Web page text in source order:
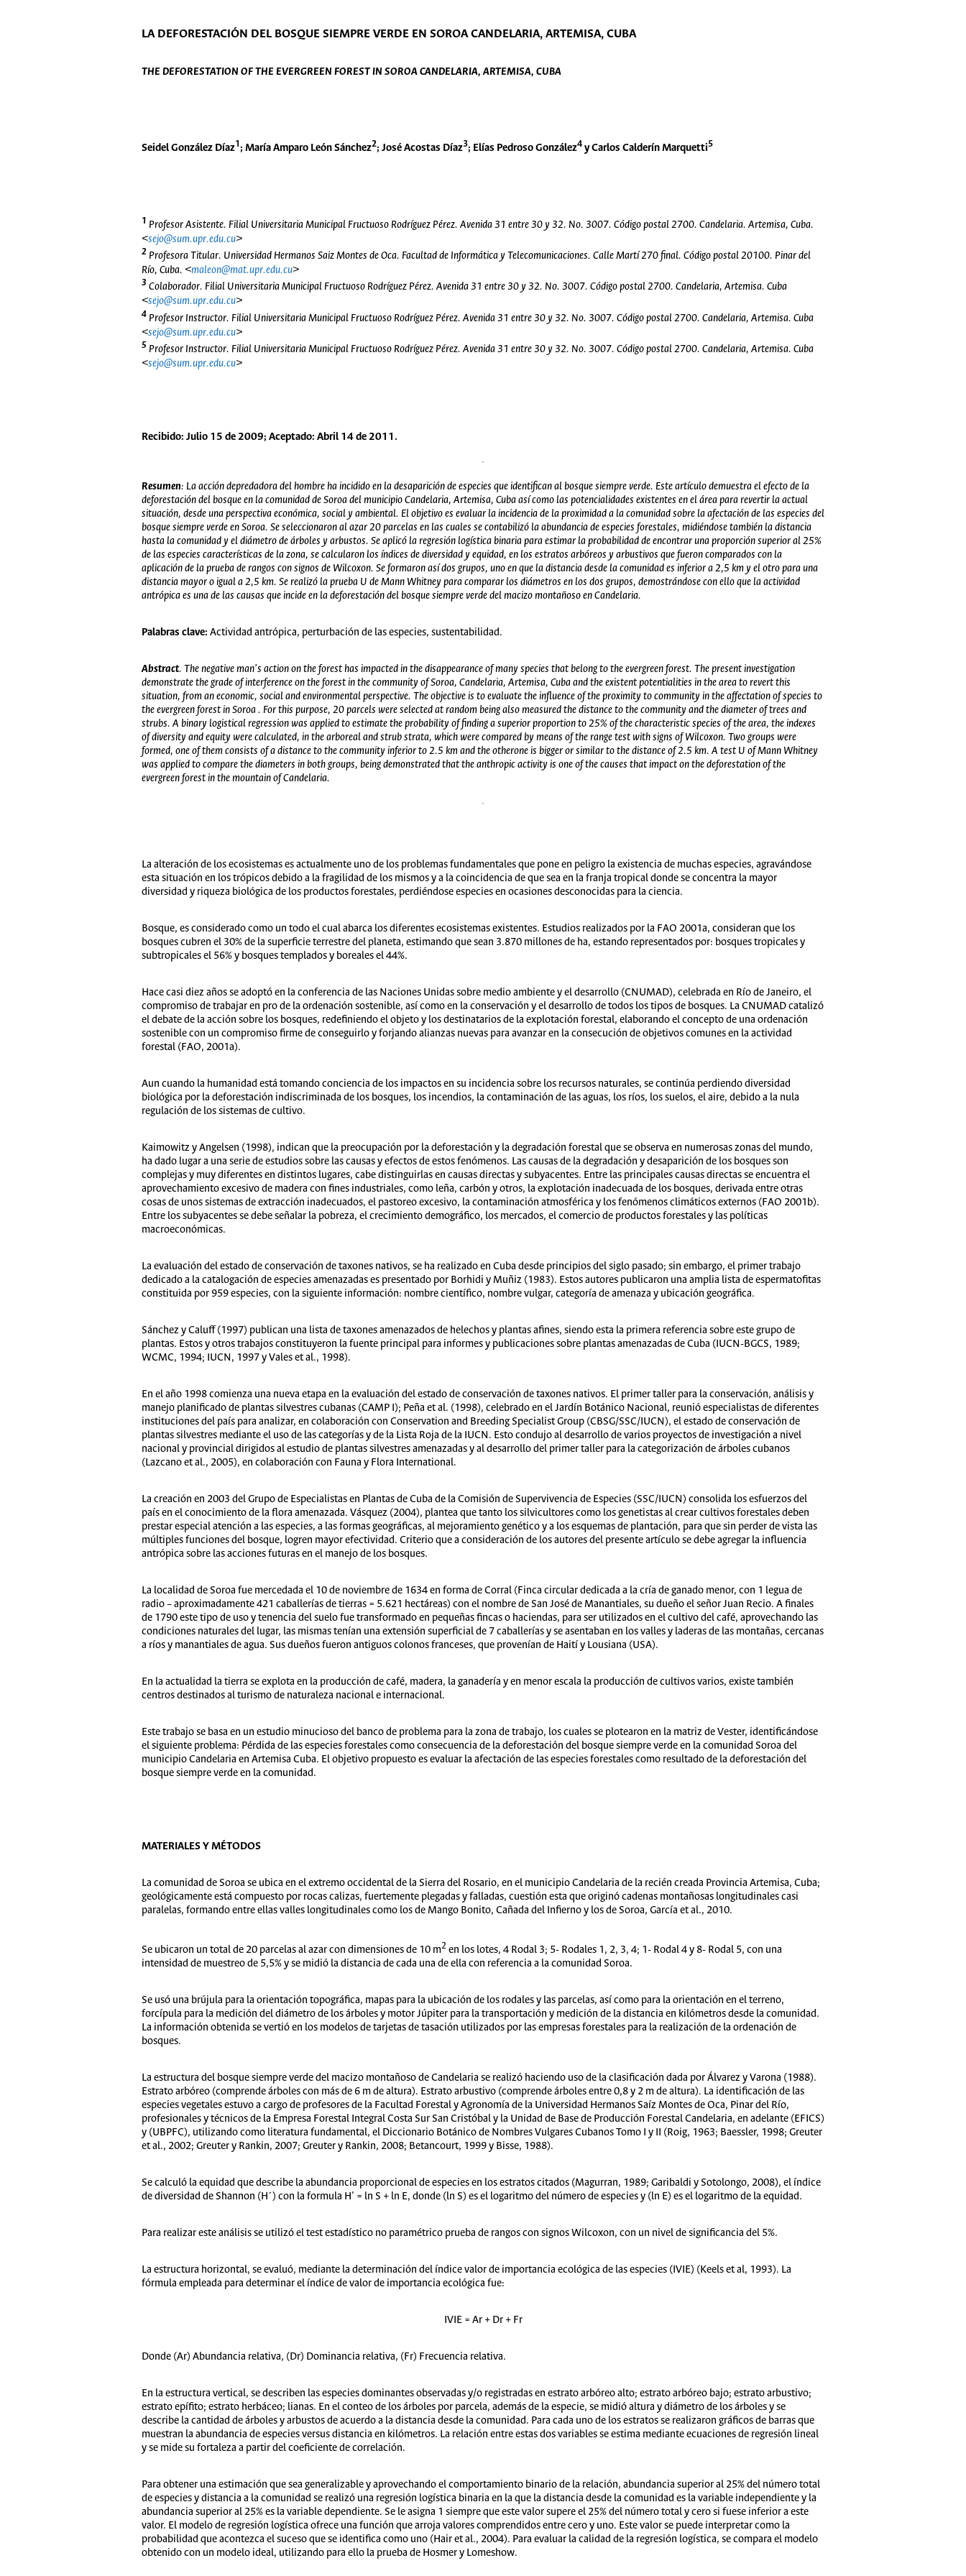
LA DEFORESTACIÓN DEL BOSQUE SIEMPRE VERDE EN SOROA CANDELARIA, ARTEMISA, CUBA
THE DEFORESTATION OF THE EVERGREEN FOREST IN SOROA CANDELARIA, ARTEMISA, CUBA
Seidel González Díaz1 ; María Amparo León Sánchez2; José Acostas Díaz3; Elías Pedroso González4 y Carlos Calderín Marquetti5
1 Profesor Asistente. Filial Universitaria Municipal Fructuoso Rodríguez Pérez. Avenida 31 entre 30 y 32. No. 3007. Código postal 2700. Candelaria. Artemisa, Cuba.
<sejo@sum.upr.edu.cu>
2 Profesora Titular. Universidad Hermanos Saiz Montes de Oca. Facultad de Informática y Telecomunicaciones. Calle Martí 270 final. Código postal 20100. Pinar del
Río, Cuba. <maleon@mat.upr.edu.cu>
3 Colaborador. Filial Universitaria Municipal Fructuoso Rodríguez Pérez. Avenida 31 entre 30 y 32. No. 3007. Código postal 2700. Candelaria, Artemisa. Cuba
<sejo@sum.upr.edu.cu>
4 Profesor Instructor. Filial Universitaria Municipal Fructuoso Rodríguez Pérez. Avenida 31 entre 30 y 32. No. 3007. Código postal 2700. Candelaria, Artemisa. Cuba
<sejo@sum.upr.edu.cu>
5 Profesor Instructor. Filial Universitaria Municipal Fructuoso Rodríguez Pérez. Avenida 31 entre 30 y 32. No. 3007. Código postal 2700. Candelaria, Artemisa. Cuba
<sejo@sum.upr.edu.cu>
Recibido: Julio 15 de 2009; Aceptado: Abril 14 de 2011.
Resumen: La acción depredadora del hombre ha incidido en la desaparición de especies que identifican al bosque siempre verde. Este artículo demuestra el efecto de la
deforestación del bosque en la comunidad de Soroa del municipio Candelaria, Artemisa, Cuba así como las potencialidades existentes en el área para revertir la actual
situación, desde una perspectiva económica, social y ambiental. El objetivo es evaluar la incidencia de la proximidad a la comunidad sobre la afectación de las especies del
bosque siempre verde en Soroa. Se seleccionaron al azar 20 parcelas en las cuales se contabilizó la abundancia de especies forestales, midiéndose también la distancia
hasta la comunidad y el diámetro de árboles y arbustos. Se aplicó la regresión logística binaria para estimar la probabilidad de encontrar una proporción superior al 25%
de las especies características de la zona, se calcularon los índices de diversidad y equidad, en los estratos arbóreos y arbustivos que fueron comparados con la
aplicación de la prueba de rangos con signos de Wilcoxon. Se formaron así dos grupos, uno en que la distancia desde la comunidad es inferior a 2,5 km y el otro para una
distancia mayor o igual a 2,5 km. Se realizó la prueba U de Mann Whitney para comparar los diámetros en los dos grupos, demostrándose con ello que la actividad
antrópica es una de las causas que incide en la deforestación del bosque siempre verde del macizo montañoso en Candelaria.
Palabras clave: Actividad antrópica, perturbación de las especies, sustentabilidad.
Abstract. The negative man’s action on the forest has impacted in the disappearance of many species that belong to the evergreen forest. The present investigation
demonstrate the grade of interference on the forest in the community of Soroa, Candelaria, Artemisa, Cuba and the existent potentialities in the area to revert this
situation, from an economic, social and environmental perspective. The objective is to evaluate the influence of the proximity to community in the affectation of species to
the evergreen forest in Soroa . For this purpose, 20 parcels were selected at random being also measured the distance to the community and the diameter of trees and
strubs. A binary logistical regression was applied to estimate the probability of finding a superior proportion to 25% of the characteristic species of the area, the indexes
of diversity and equity were calculated, in the arboreal and strub strata, which were compared by means of the range test with signs of Wilcoxon. Two groups were
formed, one of them consists of a distance to the community inferior to 2.5 km and the otherone is bigger or similar to the distance of 2.5 km. A test U of Mann Whitney
was applied to compare the diameters in both groups, being demonstrated that the anthropic activity is one of the causes that impact on the deforestation of the
evergreen forest in the mountain of Candelaria.
La alteración de los ecosistemas es actualmente uno de los problemas fundamentales que pone en peligro la existencia de muchas especies, agravándose
esta situación en los trópicos debido a la fragilidad de los mismos y a la coincidencia de que sea en la franja tropical donde se concentra la mayor
diversidad y riqueza biológica de los productos forestales, perdiéndose especies en ocasiones desconocidas para la ciencia.
Bosque, es considerado como un todo el cual abarca los diferentes ecosistemas existentes. Estudios realizados por la FAO 2001a, consideran que los
bosques cubren el 30% de la superficie terrestre del planeta, estimando que sean 3.870 millones de ha, estando representados por: bosques tropicales y
subtropicales el 56% y bosques templados y boreales el 44%.
Hace casi diez años se adoptó en la conferencia de las Naciones Unidas sobre medio ambiente y el desarrollo (CNUMAD), celebrada en Río de Janeiro, el
compromiso de trabajar en pro de la ordenación sostenible, así como en la conservación y el desarrollo de todos los tipos de bosques. La CNUMAD catalizó
el debate de la acción sobre los bosques, redefiniendo el objeto y los destinatarios de la explotación forestal, elaborando el concepto de una ordenación
sostenible con un compromiso firme de conseguirlo y forjando alianzas nuevas para avanzar en la consecución de objetivos comunes en la actividad
forestal (FAO, 2001a).
Aun cuando la humanidad está tomando conciencia de los impactos en su incidencia sobre los recursos naturales, se continúa perdiendo diversidad
biológica por la deforestación indiscriminada de los bosques, los incendios, la contaminación de las aguas, los ríos, los suelos, el aire, debido a la nula
regulación de los sistemas de cultivo.
Kaimowitz y Angelsen (1998), indican que la preocupación por la deforestación y la degradación forestal que se observa en numerosas zonas del mundo,
ha dado lugar a una serie de estudios sobre las causas y efectos de estos fenómenos. Las causas de la degradación y desaparición de los bosques son
complejas y muy diferentes en distintos lugares, cabe distinguirlas en causas directas y subyacentes. Entre las principales causas directas se encuentra el
aprovechamiento excesivo de madera con fines industriales, como leña, carbón y otros, la explotación inadecuada de los bosques, derivada entre otras
cosas de unos sistemas de extracción inadecuados, el pastoreo excesivo, la contaminación atmosférica y los fenómenos climáticos externos (FAO 2001b).
Entre los subyacentes se debe señalar la pobreza, el crecimiento demográfico, los mercados, el comercio de productos forestales y las políticas
macroeconómicas.
La evaluación del estado de conservación de taxones nativos, se ha realizado en Cuba desde principios del siglo pasado; sin embargo, el primer trabajo
dedicado a la catalogación de especies amenazadas es presentado por Borhidi y Muñiz (1983). Estos autores publicaron una amplia lista de espermatofitas
constituida por 959 especies, con la siguiente información: nombre científico, nombre vulgar, categoría de amenaza y ubicación geográfica.
Sánchez y Caluff (1997) publican una lista de taxones amenazados de helechos y plantas afines, siendo esta la primera referencia sobre este grupo de
plantas. Estos y otros trabajos constituyeron la fuente principal para informes y publicaciones sobre plantas amenazadas de Cuba (IUCN-BGCS, 1989;
WCMC, 1994; IUCN, 1997 y Vales et al., 1998).
En el año 1998 comienza una nueva etapa en la evaluación del estado de conservación de taxones nativos. El primer taller para la conservación, análisis y
manejo planificado de plantas silvestres cubanas (CAMP I); Peña et al. (1998), celebrado en el Jardín Botánico Nacional, reunió especialistas de diferentes
instituciones del país para analizar, en colaboración con Conservation and Breeding Specialist Group (CBSG/SSC/IUCN), el estado de conservación de
plantas silvestres mediante el uso de las categorías y de la Lista Roja de la IUCN. Esto condujo al desarrollo de varios proyectos de investigación a nivel
nacional y provincial dirigidos al estudio de plantas silvestres amenazadas y al desarrollo del primer taller para la categorización de árboles cubanos
(Lazcano et al., 2005), en colaboración con Fauna y Flora International.
La creación en 2003 del Grupo de Especialistas en Plantas de Cuba de la Comisión de Supervivencia de Especies (SSC/IUCN) consolida los esfuerzos del
país en el conocimiento de la flora amenazada. Vásquez (2004), plantea que tanto los silvicultores como los genetistas al crear cultivos forestales deben
prestar especial atención a las especies, a las formas geográficas, al mejoramiento genético y a los esquemas de plantación, para que sin perder de vista las
múltiples funciones del bosque, logren mayor efectividad. Criterio que a consideración de los autores del presente artículo se debe agregar la influencia
antrópica sobre las acciones futuras en el manejo de los bosques.
La localidad de Soroa fue mercedada el 10 de noviembre de 1634 en forma de Corral (Finca circular dedicada a la cría de ganado menor, con 1 legua de
radio – aproximadamente 421 caballerías de tierras = 5.621 hectáreas) con el nombre de San José de Manantiales, su dueño el señor Juan Recio. A finales
de 1790 este tipo de uso y tenencia del suelo fue transformado en pequeñas fincas o haciendas, para ser utilizados en el cultivo del café, aprovechando las
condiciones naturales del lugar, las mismas tenían una extensión superficial de 7 caballerías y se asentaban en los valles y laderas de las montañas, cercanas
a ríos y manantiales de agua. Sus dueños fueron antiguos colonos franceses, que provenían de Haití y Lousiana (USA).
En la actualidad la tierra se explota en la producción de café, madera, la ganadería y en menor escala la producción de cultivos varios, existe también
centros destinados al turismo de naturaleza nacional e internacional.
Este trabajo se basa en un estudio minucioso del banco de problema para la zona de trabajo, los cuales se plotearon en la matriz de Vester, identificándose
el siguiente problema: Pérdida de las especies forestales como consecuencia de la deforestación del bosque siempre verde en la comunidad Soroa del
municipio Candelaria en Artemisa Cuba. El objetivo propuesto es evaluar la afectación de las especies forestales como resultado de la deforestación del
bosque siempre verde en la comunidad.
MATERIALES Y MÉTODOS
La comunidad de Soroa se ubica en el extremo occidental de la Sierra del Rosario, en el municipio Candelaria de la recién creada Provincia Artemisa, Cuba;
geológicamente está compuesto por rocas calizas, fuertemente plegadas y falladas, cuestión esta que originó cadenas montañosas longitudinales casi
paralelas, formando entre ellas valles longitudinales como los de Mango Bonito, Cañada del Infierno y los de Soroa, García et al., 2010.
Se ubicaron un total de 20 parcelas al azar con dimensiones de 10 m2 en los lotes, 4 Rodal 3; 5- Rodales 1, 2, 3, 4; 1- Rodal 4 y 8- Rodal 5, con una
intensidad de muestreo de 5,5% y se midió la distancia de cada una de ella con referencia a la comunidad Soroa.
Se usó una brújula para la orientación topográfica, mapas para la ubicación de los rodales y las parcelas, así como para la orientación en el terreno,
forcípula para la medición del diámetro de los árboles y motor Júpiter para la transportación y medición de la distancia en kilómetros desde la comunidad.
La información obtenida se vertió en los modelos de tarjetas de tasación utilizados por las empresas forestales para la realización de la ordenación de
bosques.
La estructura del bosque siempre verde del macizo montañoso de Candelaria se realizó haciendo uso de la clasificación dada por Álvarez y Varona (1988).
Estrato arbóreo (comprende árboles con más de 6 m de altura). Estrato arbustivo (comprende árboles entre 0,8 y 2 m de altura). La identificación de las
especies vegetales estuvo a cargo de profesores de la Facultad Forestal y Agronomía de la Universidad Hermanos Saíz Montes de Oca, Pinar del Río,
profesionales y técnicos de la Empresa Forestal Integral Costa Sur San Cristóbal y la Unidad de Base de Producción Forestal Candelaria, en adelante (EFICS)
y (UBPFC), utilizando como literatura fundamental, el Diccionario Botánico de Nombres Vulgares Cubanos Tomo I y II (Roig, 1963; Baessler, 1998; Greuter
et al., 2002; Greuter y Rankin, 2007; Greuter y Rankin, 2008; Betancourt, 1999 y Bisse, 1988).
Se calculó la equidad que describe la abundancia proporcional de especies en los estratos citados (Magurran, 1989; Garibaldi y Sotolongo, 2008), el índice
de diversidad de Shannon (H´) con la formula H’ = ln S + ln E, donde (ln S) es el logaritmo del número de especies y (ln E) es el logaritmo de la equidad.
Para realizar este análisis se utilizó el test estadístico no paramétrico prueba de rangos con signos Wilcoxon, con un nivel de significancia del 5%.
La estructura horizontal, se evaluó, mediante la determinación del índice valor de importancia ecológica de las especies (IVIE) (Keels et al, 1993). La
fórmula empleada para determinar el índice de valor de importancia ecológica fue:
IVIE = Ar + Dr + Fr
Donde (Ar) Abundancia relativa, (Dr) Dominancia relativa, (Fr) Frecuencia relativa.
En la estructura vertical, se describen las especies dominantes observadas y/o registradas en estrato arbóreo alto; estrato arbóreo bajo; estrato arbustivo;
estrato epífito; estrato herbáceo; lianas. En el conteo de los árboles por parcela, además de la especie, se midió altura y diámetro de los árboles y se
describe la cantidad de árboles y arbustos de acuerdo a la distancia desde la comunidad. Para cada uno de los estratos se realizaron gráficos de barras que
muestran la abundancia de especies versus distancia en kilómetros. La relación entre estas dos variables se estima mediante ecuaciones de regresión lineal
y se mide su fortaleza a partir del coeficiente de correlación.
Para obtener una estimación que sea generalizable y aprovechando el comportamiento binario de la relación, abundancia superior al 25% del número total
de especies y distancia a la comunidad se realizó una regresión logística binaria en la que la distancia desde la comunidad es la variable independiente y la
abundancia superior al 25% es la variable dependiente. Se le asigna 1 siempre que este valor supere el 25% del número total y cero si fuese inferior a este
valor. El modelo de regresión logística ofrece una función que arroja valores comprendidos entre cero y uno. Este valor se puede interpretar como la
probabilidad que acontezca el suceso que se identifica como uno (Hair et al., 2004). Para evaluar la calidad de la regresión logística, se compara el modelo
obtenido con un modelo ideal, utilizando para ello la prueba de Hosmer y Lomeshow.